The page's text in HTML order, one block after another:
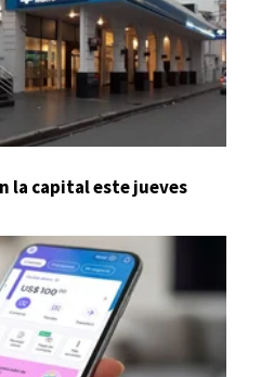
la capital este jueves